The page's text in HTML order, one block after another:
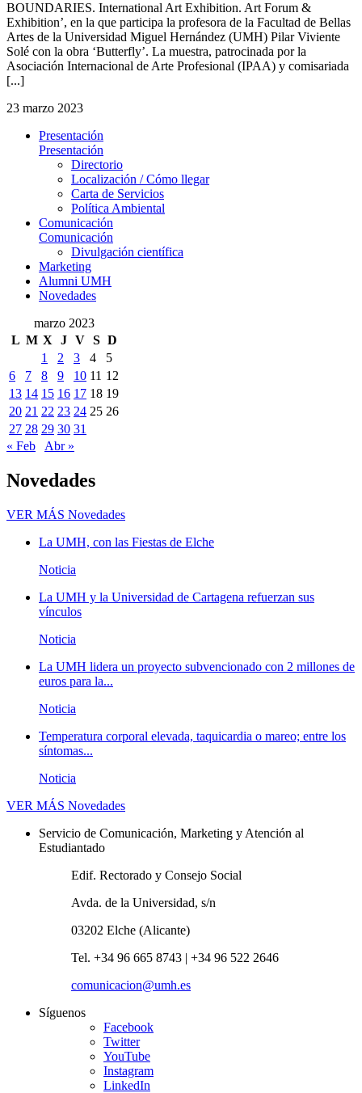
BOUNDARIES. International Art Exhibition. Art Forum &
Exhibition’, en la que participa la profesora de la Facultad de Bellas
Artes de la Universidad Miguel Hernández (UMH) Pilar Viviente
Solé con la obra ‘Butterfly’. La muestra, patrocinada por la
Asociación Internacional de Arte Profesional (IPAA) y comisariada
[...]
23 marzo 2023
Presentación
Presentación
Directorio
Localización / Cómo llegar
Carta de Servicios
Política Ambiental
Comunicación
Comunicación
Divulgación científica
Marketing
Alumni UMH
Novedades
marzo 2023
L M X J V S D
1
2 3 4
5
6
7 8 9 10 11 12
13 14 15 16 17 18 19
20 21 22 23 24 25 26
27 28 29 30 31
« Feb
Abr »
Novedades
VER MÁS Novedades
La UMH, con las Fiestas de Elche
Noticia
La UMH y la Universidad de Cartagena refuerzan sus
vínculos
Noticia
La UMH lidera un proyecto subvencionado con 2 millones de
euros para la...
Noticia
Temperatura corporal elevada, taquicardia o mareo; entre los
síntomas...
Noticia
VER MÁS Novedades
Servicio de Comunicación, Marketing y Atención al
Estudiantado
Edif. Rectorado y Consejo Social
Avda. de la Universidad, s/n
03202 Elche (Alicante)
Tel. +34 96 665 8743 | +34 96 522 2646
comunicacion@umh.es
Síguenos
Facebook
Twitter
YouTube
Instagram
LinkedIn